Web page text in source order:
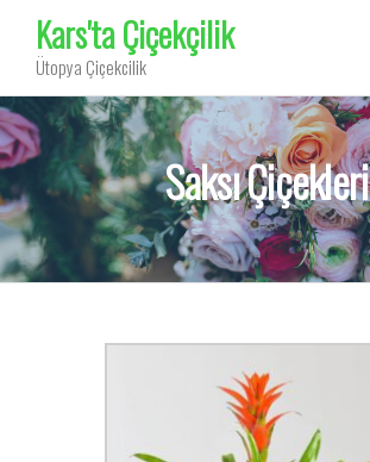
Kars'ta Çiçekçilik
Ütopya Çiçekcilik
Saksı Çiçekleri